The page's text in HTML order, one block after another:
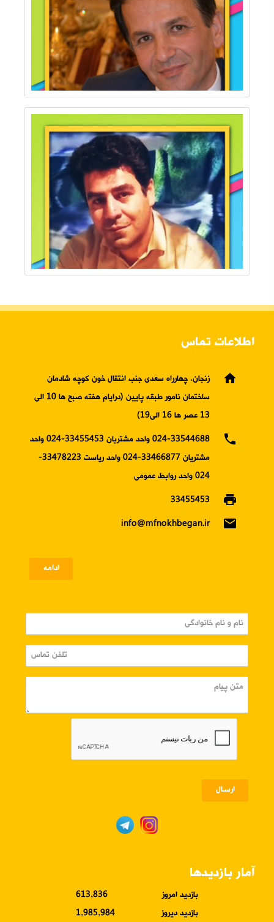
اطلاعات تماس
home
زنجان، چهارراه سعدی جنب انتقال خون کوچه شادمان
ساختمان نامور طبقه پایین (درایام هفته صبح ها 10 الی
13 عصر ها 16 الی19)
phone
024-33544688 واحد مشتریان 33455453-024 واحد
مشتریان 33466877-024 واحد ریاست 33478223-
024 واحد روابط عمومی
print
33455453
email
info@mfnokhbegan.ir
ادامه
ارسـال
آمار بازدیدها
بازدید امروز
613,836
بازدید دیروز
1,985,984